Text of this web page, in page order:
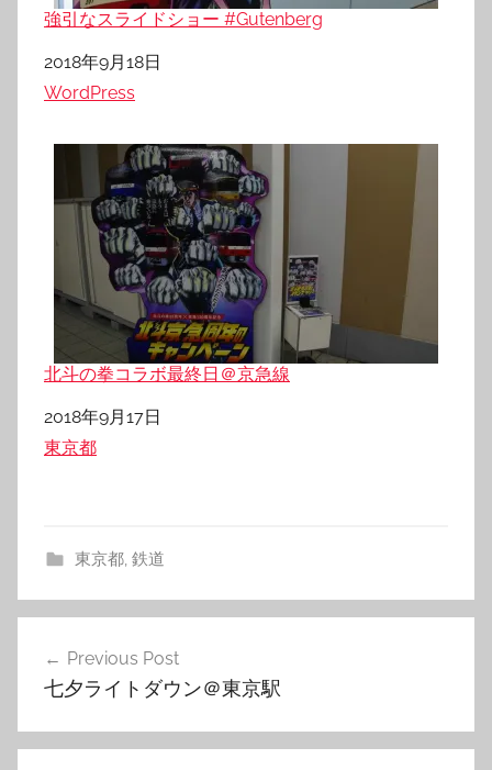
強引なスライドショー #Gutenberg
日付
2018年9月18日
関連理由
WordPress
北斗の拳コラボ最終日＠京急線
日付
2018年9月17日
関連理由
東京都
東京都, 鉄道
ビ
Previous Post
七夕ライトダウン＠東京駅